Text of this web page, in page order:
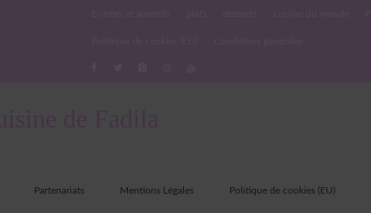
Partenariats Mentions Légales Politique de cookies (EU)